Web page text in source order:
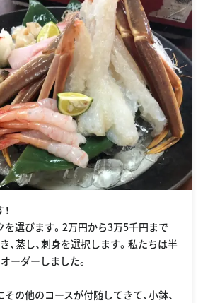
を選びます。2万円から3万5千円まで
、蒸し、刺身を選択します。私たちは半
ーダーしました。
の他のコースが付随してきて、小鉢、